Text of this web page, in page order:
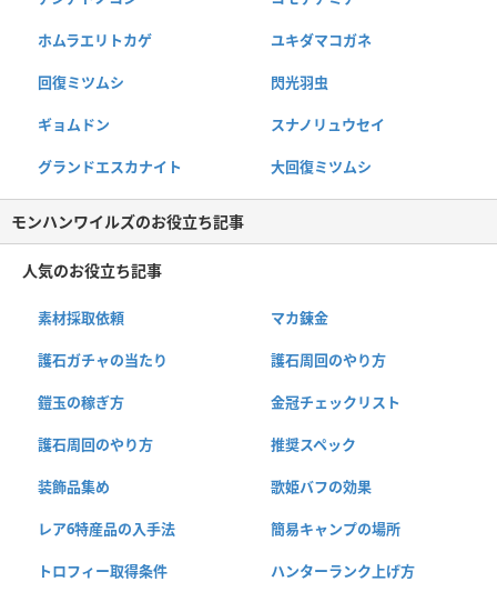
ホムラエリトカゲ ユキダマコガネ
回復ミツムシ 閃光羽虫
ギョムドン スナノリュウセイ
グランドエスカナイト 大回復ミツムシ
モンハンワイルズのお役立ち記事
人気のお役立ち記事
素材採取依頼 マカ錬金
護石ガチャの当たり 護石周回のやり方
鎧玉の稼ぎ方 金冠チェックリスト
護石周回のやり方 推奨スペック
装飾品集め 歌姫バフの効果
レア6特産品の入手法 簡易キャンプの場所
トロフィー取得条件 ハンターランク上げ方